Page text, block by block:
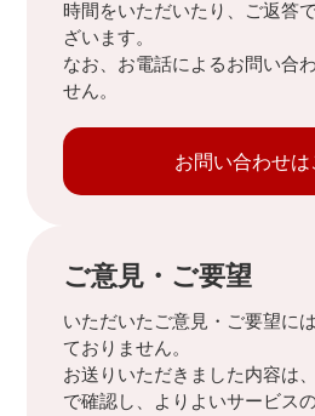
時間をいただいたり、ご返答
ざいます。
なお、お電話によるお問い合
せん。
お問い合わせは
ご意見・ご要望
いただいたご意見・ご要望に
ておりません。
お送りいただきました内容は
で確認し、よりよいサービス